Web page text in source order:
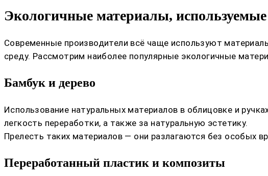
Экологичные материалы, используемые
Современные производители всё чаще используют
среду. Рассмотрим наиболее популярные экологичные
Бамбук и дерево
Использование натуральных материалов в облицовке и
легкость переработки, а также за натуральную эстетику.
Прелесть таких материалов — они разлагаются без особых
Переработанный пластик и композиты